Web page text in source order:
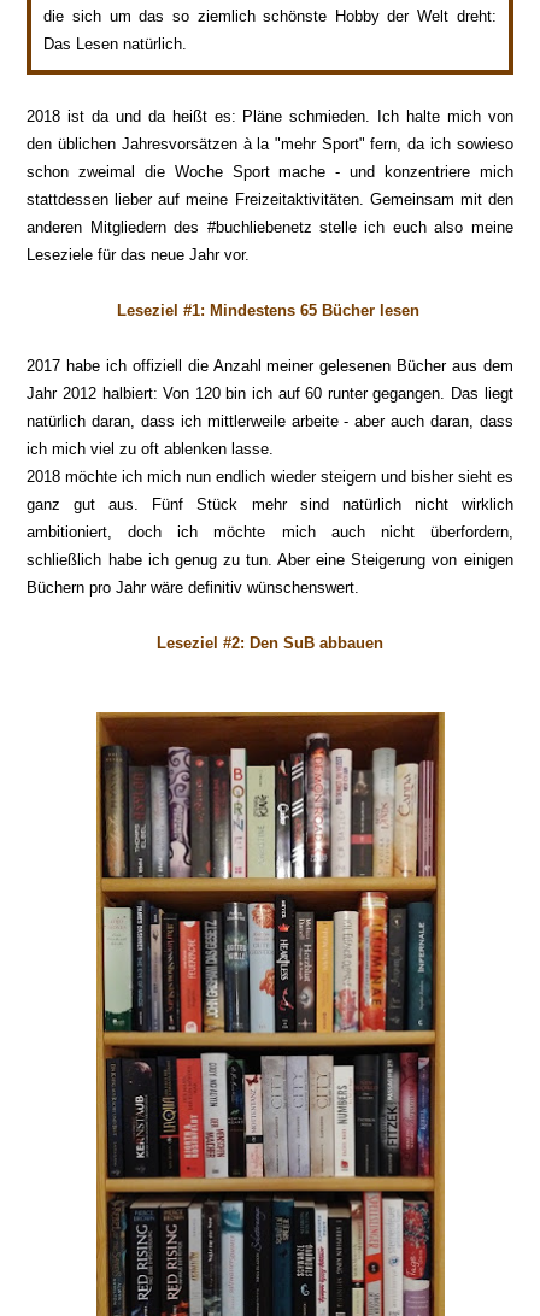
die sich um das so ziemlich schönste Hobby der Welt dreht:
Das Lesen natürlich.
2018 ist da und da heißt es: Pläne schmieden. Ich halte mich von
den üblichen Jahresvorsätzen àla "mehr Sport" fern, da ich sowieso
schon zweimal die Woche Sport mache - und konzentriere mich
stattdessen lieber auf meine Freizeitaktivitäten. Gemeinsam mit den
anderen Mitgliedern des #buchliebenetz stelle ich euch also meine
Leseziele für das neue Jahr vor.
Leseziel #1: Mindestens 65 Bücher lesen
2017 habe ich offiziell die Anzahl meiner gelesenen Bücher aus dem
Jahr 2012 halbiert: Von 120 bin ich auf 60 runter gegangen. Das liegt
natürlich daran, dass ich mittlerweile arbeite - aber auch daran, dass
ich mich viel zu oft ablenken lasse.
2018 möchte ich mich nun endlich wieder steigern und bisher sieht es
ganz gut aus. Fünf Stück mehr sind natürlich nicht wirklich
ambitioniert,doch ich möchte mich auch nicht überfordern,
schließlich habe ich genug zu tun. Aber eine Steigerung von einigen
Büchern pro Jahr wäre definitiv wünschenswert.
Leseziel #2: Den SuB abbauen